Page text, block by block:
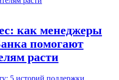
как менеджеры
помогают
расти